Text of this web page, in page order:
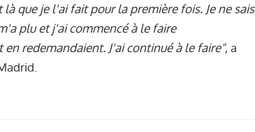
que je l'ai fait pour la première fois. Je ne sais
plu et j'ai commencé à le faire
redemandaient. J'ai continué à le faire", a